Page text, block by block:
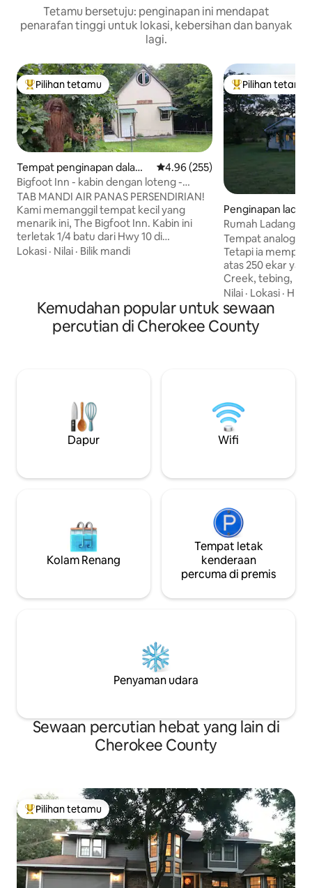
Tetamu bersetuju: penginapan ini mendapat
penarafan tinggi untuk lokasi, kebersihan dan banyak
lagi.
Pilihan utama tetamu
Pilihan tetamu
Tempat penginapan dalam
Tahlequah
Penarafan purata 4.96 daripada
4.96 (255)
Bigfoot Inn - kabin dengan loteng -
berhampiran Sungai Illinois
TAB MANDI AIR PANAS PERSENDIRIAN!
Kami memanggil tempat kecil yang
menarik ini, The Bigfoot Inn. Kabin ini
terletak 1/4 batu dari Hwy 10 di
Tahlequah, Oklahoma dan kurang
kaki persegi dengan loteng dan
pembahagi bilik disediakan untuk privasi
tambahan. Loteng ini mempunyai TV,
percutian yang tidak dapat dilupakan ini
di dalam hutan.
Lokasi · Nilai · Bilik mandi
Pilihan utama
Pilihan tetamu
Penginapan
lbert
Rumah Ladang di
Tempat analog
Tetapi ia mempunyai
atas 250 ekar
Creek, tebing,
hutan, rumah
pengasingan dan
satu atau dua
percutian. Terdapat laluan untuk bersiar-
Kami tinggal di
menceritakan
anda. Kami lebih suka berdialog sebelum
Nilai · Lokasi ·
Kemudahan popular untuk sewaan
percutian di Cherokee County
Dapur Wifi
Kolam Renang
Tempat letak
kenderaan
percuma di premis
Penyaman udara
Sewaan percutian hebat yang lain di
Cherokee County
Pilihan utama tetamu
Pilihan tetamu